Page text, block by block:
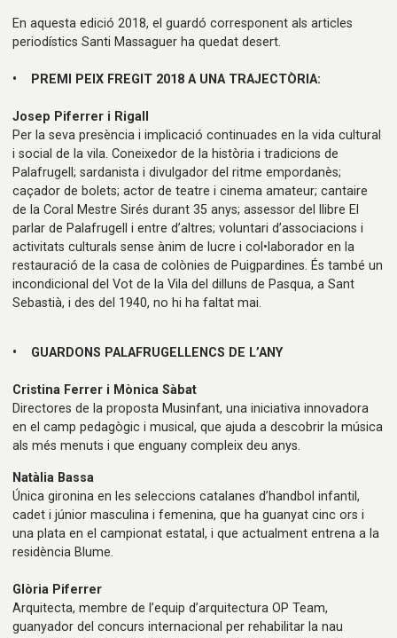
En aquesta edició 2018, el guardó corresponent als articles
periodístics Santi Massaguer ha quedat desert.
• PREMI PEIX FREGIT 2018 A UNA TRAJECTÒRIA:
Josep Piferrer i Rigall
Per la seva presència i implicació continuades en la vida cultural
i social de la vila. Coneixedor de la història i tradicions de
Palafrugell; sardanista i divulgador del ritme empordanès;
caçador de bolets; actor de teatre i cinema amateur; cantaire
de la Coral Mestre Sirés durant 35 anys; assessor del llibre El
parlar de Palafrugell i entre d’altres; voluntari d’associacions i
activitats culturals sense ànim de lucre i col•laborador en la
restauració de la casa de colònies de Puigpardines. És també un
incondicional del Vot de la Vila del dilluns de Pasqua, a Sant
Sebastià, i des del 1940, no hi ha faltat mai.
• GUARDONS PALAFRUGELLENCS DE L’ANY
Cristina Ferrer i Mònica Sàbat
Directores de la proposta Musinfant, una iniciativa innovadora
en el camp pedagògic i musical, que ajuda a descobrir la música
als més menuts i que enguany compleix deu anys.
Natàlia Bassa
Única gironina en les seleccions catalanes d’handbol infantil,
cadet i júnior masculina i femenina, que ha guanyat cinc ors i
una plata en el campionat estatal, i que actualment entrena a la
residència Blume.
Glòria Piferrer
Arquitecta, membre de l’equip d’arquitectura OP Team,
guanyador del concurs internacional per rehabilitar la nau